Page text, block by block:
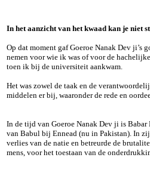
In het aanzicht van het kwaad kan je niet
Op dat moment gaf Goeroe Nanak Dev
nemen voor wie ik was of voor de
toen ik bij de universiteit aankwam.
Het was zowel de taak en de
middelen er bij, waaronder de rede en
In de tijd van Goeroe Nanak Dev ji is
van Babul bij Ennead (nu in Pakistan). In
verlies van de natie en betreurde de
mens, voor het toestaan van de